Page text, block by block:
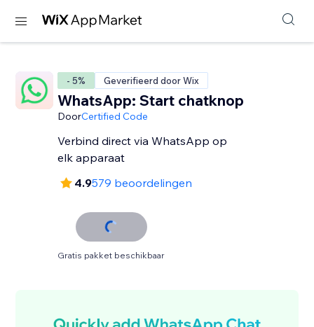
- 5% Geverifieerd door Wix
WhatsApp: Start chatknop
DoorCertified Code
Verbind direct via WhatsApp op
elk apparaat
4.9579 beoordelingen
Gratis pakket beschikbaar